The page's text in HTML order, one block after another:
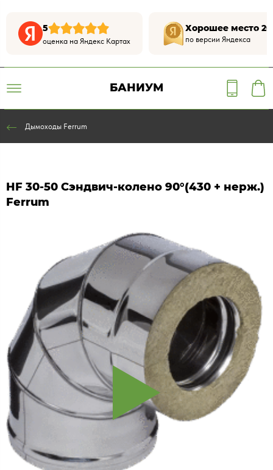
5
оценка на Яндекс Картах
Хорошее место
по версии Яндекса
БАНИУМ
Дымоходы Ferrum
HF 30-50 Сэндвич-колено 90°(430 + нерж.)
Ferrum